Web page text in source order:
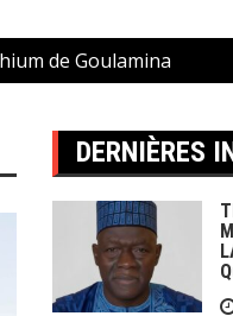
de Goulamina
DERNIÈRES